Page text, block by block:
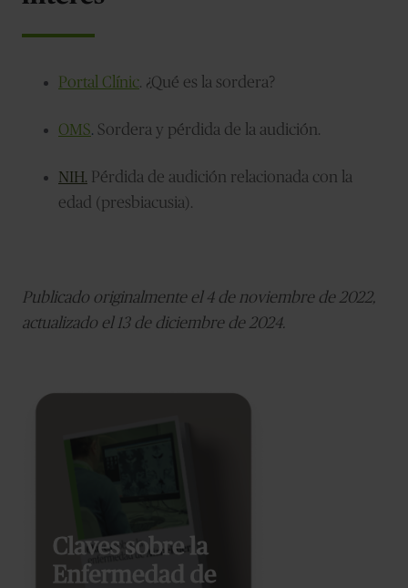
Portal Clínic. ¿Qué es la sordera?
OMS. Sordera y pérdida de la audición.
NIH.
Pérdida de audición relacionada con la
edad (presbiacusia).
Publicado originalmente el 4 de noviembre de 2022,
actualizado el 13 de diciembre de 2024.